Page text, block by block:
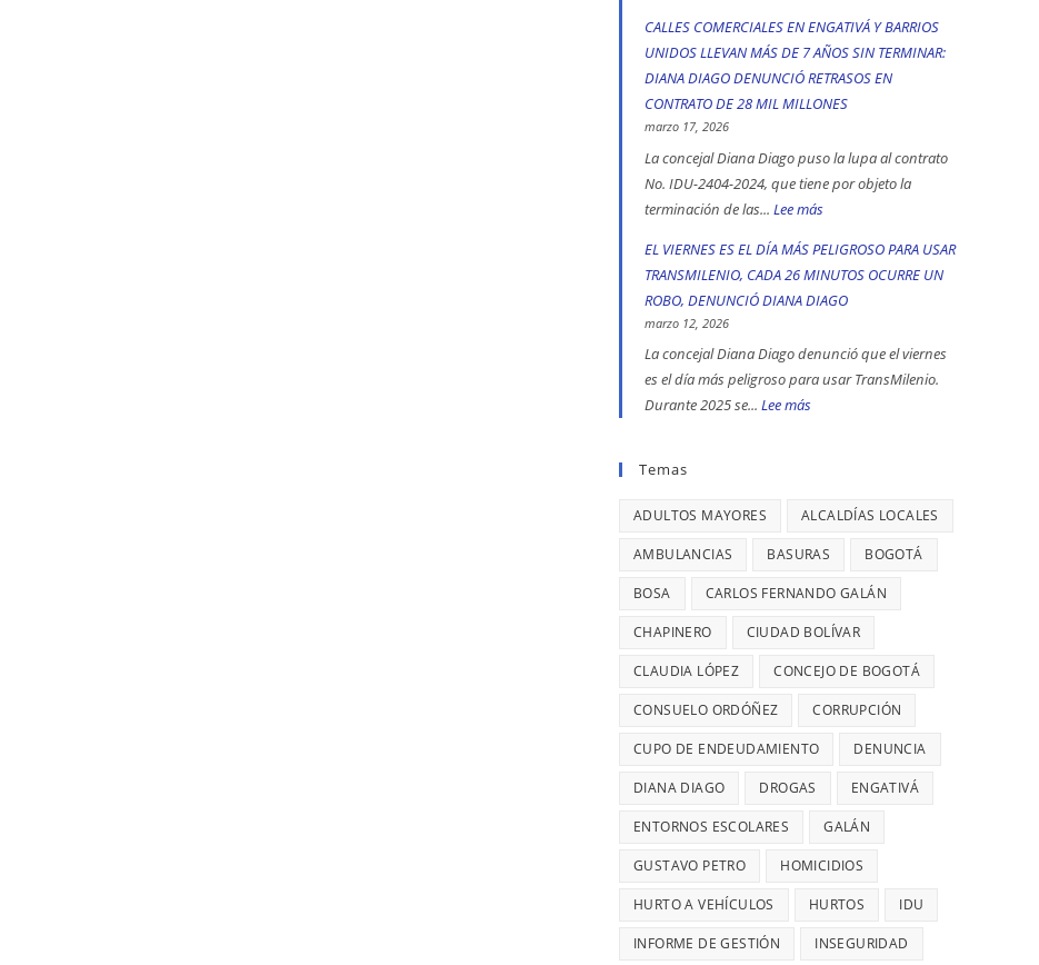
más
peligrosas,
denunció
Diana
Cepeda
apoyó
la
toma
indígena
del
donde
se
reportaron
maltratos
a
para
CUATRO
DÍAS
SE
UN
CASO
DE
TRATA
DE
PERSONAS
BOGOTÁ:
DENUNCIÓ
LA
CALLES COMERCIALES EN ENGATIVÁ Y BARRIOS
UNIDOS LLEVAN MÁS DE 7 AÑOS SIN TERMINAR:
DIANA DIAGO DENUNCIÓ RETRASOS EN
CONTRATO DE 28 MIL MILLONES
marzo 17, 2026
La concejal Diana Diago puso la lupa al contrato
No. IDU-2404-2024, que tiene por objeto la
terminación de las... Lee más:
EN
Y
BARRIOS
7
TERMINAR:
DIANA
DENUNCIÓ
RETRASOS
28
MILLONES
EL VIERNES ES EL DÍA MÁS PELIGROSO PARA USAR
TRANSMILENIO, CADA 26 MINUTOS OCURRE UN
ROBO, DENUNCIÓ DIANA DIAGO
marzo 12, 2026
La concejal Diana Diago denunció que el viernes
es el día más peligroso para usar TransMilenio.
Durante 2025 se... Lee más:
EL
DÍA
PELIGROSO
PARA
TRANSMILENIO,
CADA
26
OCURRE
UN
DENUNCIÓ
DIANA
DIAGO
Temas
ADULTOS MAYORES ALCALDÍAS LOCALES
AMBULANCIAS BASURAS BOGOTÁ
BOSA CARLOS FERNANDO GALÁN
CHAPINERO CIUDAD BOLÍVAR
CLAUDIA LÓPEZ CONCEJO DE BOGOTÁ
CONSUELO ORDÓÑEZ CORRUPCIÓN
CUPO DE ENDEUDAMIENTO DENUNCIA
DIANA DIAGO DROGAS ENGATIVÁ
ENTORNOS ESCOLARES GALÁN
GUSTAVO PETRO HOMICIDIOS
HURTO A VEHÍCULOS HURTOS IDU
INFORME DE GESTIÓN INSEGURIDAD